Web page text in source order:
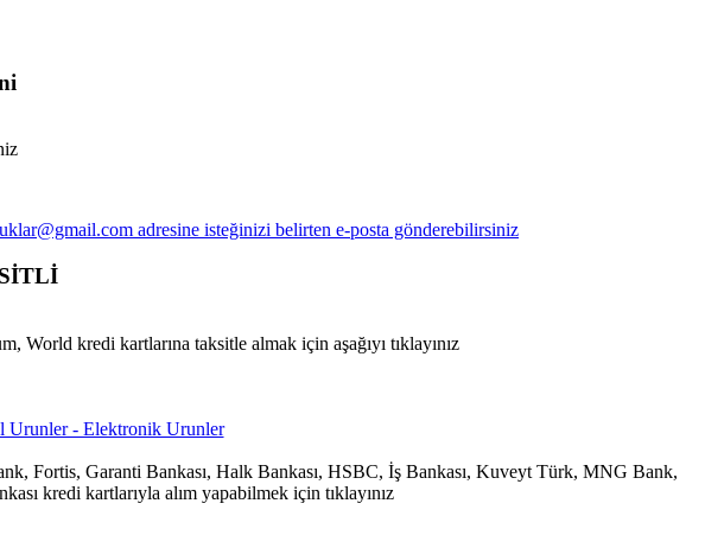
kredi kartlarına taksitle almak için aşağıyı tıklayınız
Fortis, Garanti Bankası, Halk Bankası, HSBC, İş Bankası, Kuveyt Türk, MNG Bank,
kredi kartlarıyla alım yapabilmek için tıklayınız